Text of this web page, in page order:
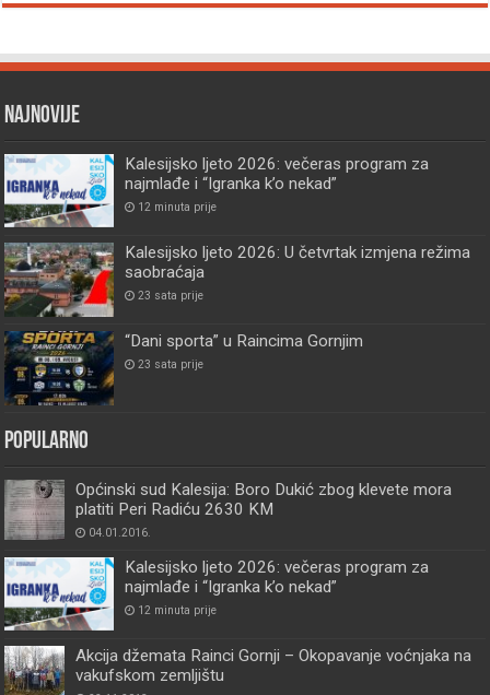
Najnovije
Kalesijsko ljeto 2026: večeras program za
najmlađe i “Igranka k’o nekad”
12 minuta prije
Kalesijsko ljeto 2026: U četvrtak izmjena režima
saobraćaja
23 sata prije
“Dani sporta” u Raincima Gornjim
23 sata prije
Popularno
Općinski sud Kalesija: Boro Dukić zbog klevete mora
platiti Peri Radiću 2630 KM
04.01.2016.
Kalesijsko ljeto 2026: večeras program za
najmlađe i “Igranka k’o nekad”
12 minuta prije
Akcija džemata Rainci Gornji – Okopavanje voćnjaka na
vakufskom zemljištu